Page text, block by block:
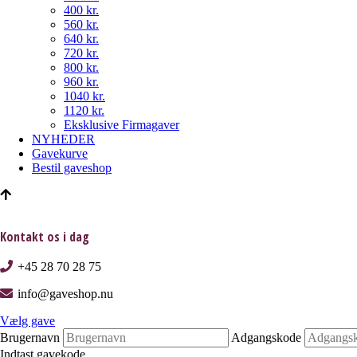
400 kr.
560 kr.
640 kr.
720 kr.
800 kr.
960 kr.
1040 kr.
1120 kr.
Eksklusive Firmagaver
NYHEDER
Gavekurve
Bestil gaveshop
Kontakt os i dag
+45 28 70 28 75
info@gaveshop.nu
Vælg gave
Brugernavn
Adgangskode